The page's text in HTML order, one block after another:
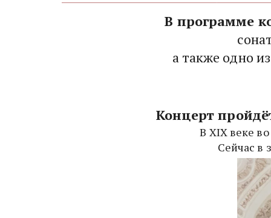
В программе
Концерт
В XIX веке
Сейчас в